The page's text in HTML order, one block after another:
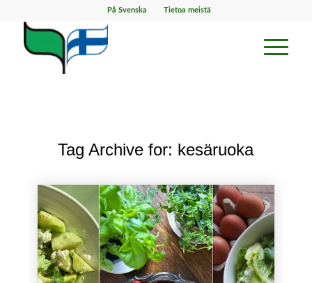
På Svenska Tietoa meistä
Tag Archive for: kesäruoka